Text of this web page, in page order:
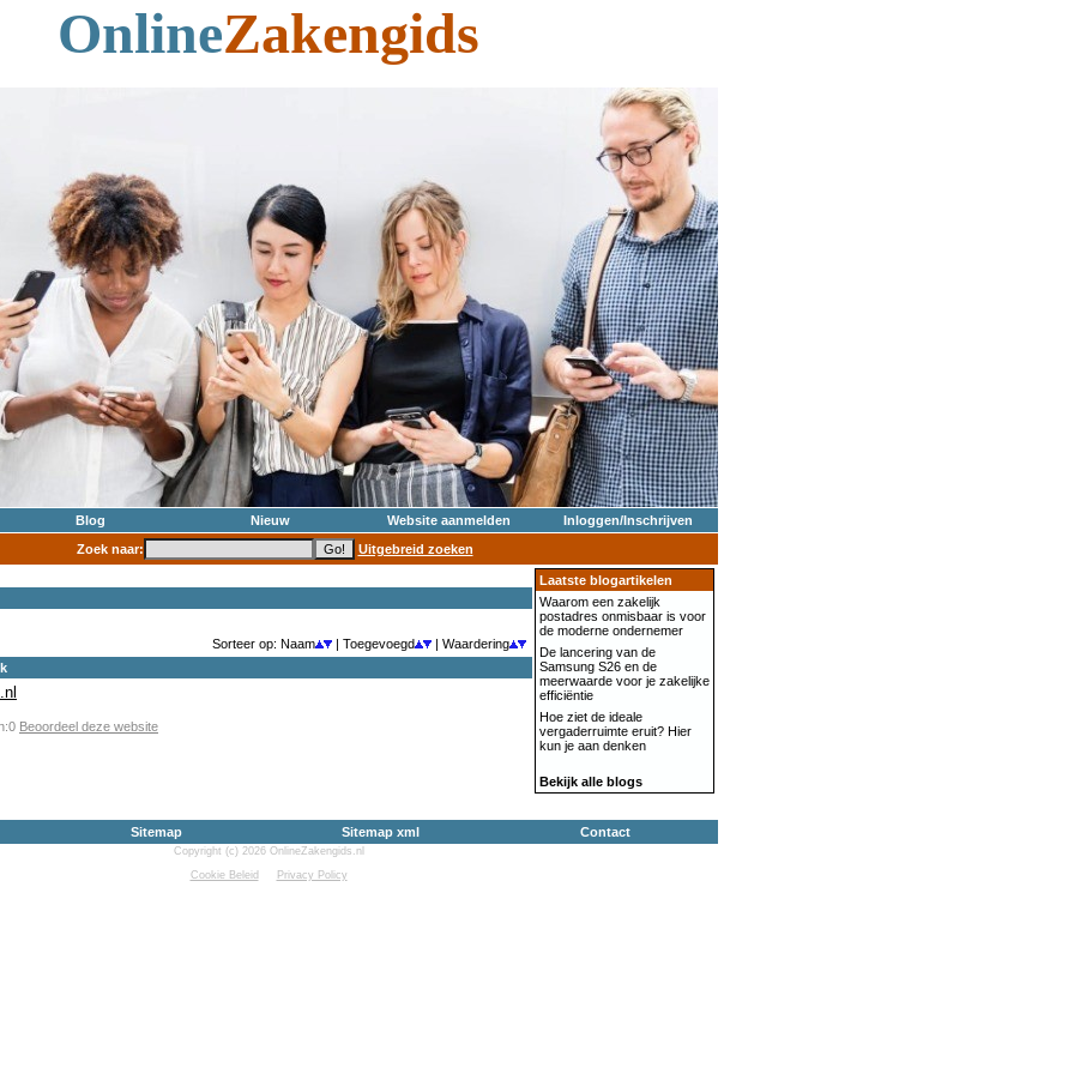
OnlineZakengids
Blog Nieuw Website aanmelden
Inloggen/Inschrijven
Zoek naar:
Uitgebreid zoeken
Sorteer op: Naam | Toegevoegd
| Waardering
Beoordeel deze website
Laatste blogartikelen
Waarom een zakelijk
postadres onmisbaar is voor
de moderne ondernemer
De lancering van de
Samsung S26 en de
meerwaarde voor je zakelijke
efficiëntie
Hoe ziet de ideale
vergaderruimte eruit? Hier
kun je aan denken
Bekijk alle blogs
Sitemap Sitemap xml Contact
Copyright (c) 2026 OnlineZakengids.nl
Cookie Beleid
Privacy Policy